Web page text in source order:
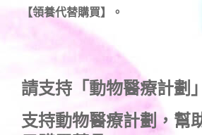
【領養代替購買】。
請支持「動物醫療計劃」
支持動物醫療計劃，幫